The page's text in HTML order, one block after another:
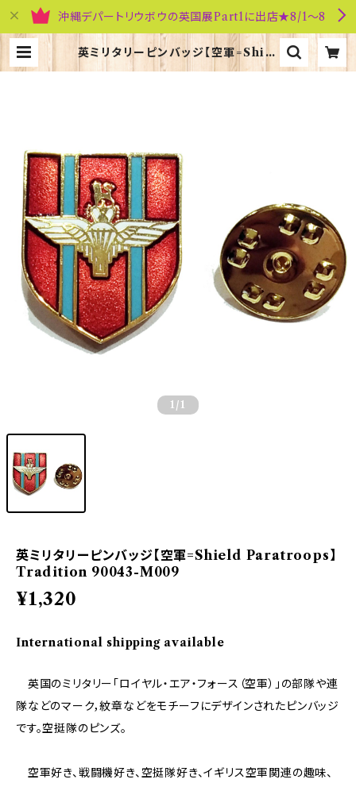
沖縄デパートリウボウの英国展Part1に出店★8/1～8
英ミリタリーピンバッジ【空軍=Shiel
d Paratroops】Tradition 9004
1 /1
英ミリタリーピンバッジ【空軍=Shield Paratroops】
Tradition 90043-M009
¥1,320
International shipping available
英国のミリタリー「ロイヤル・エア・フォース（空軍）」の部隊や連
隊などのマーク，紋章などをモチーフにデザインされたピンバッジ
です。空挺隊のピンズ。
空軍好き、戦闘機好き、空挺隊好き、イギリス空軍関連の趣味、